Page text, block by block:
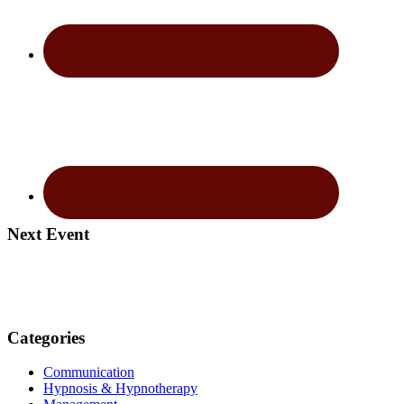
Next Event
Categories
Communication
Hypnosis & Hypnotherapy